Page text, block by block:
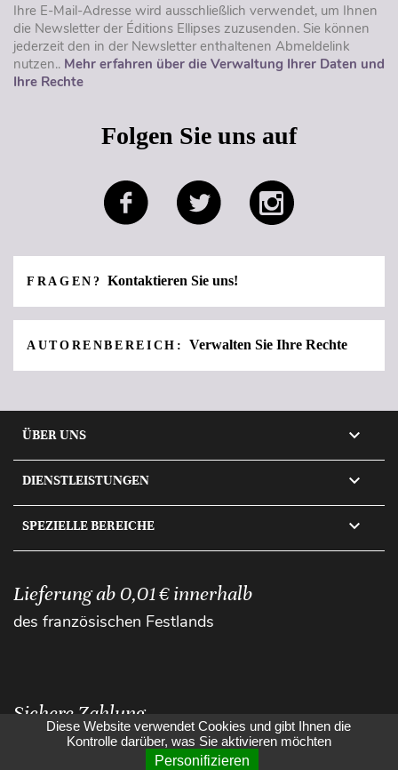
Ihre E-Mail-Adresse wird ausschließlich verwendet, um Ihnen
die Newsletter der Éditions Ellipses zuzusenden. Sie können
jederzeit den in der Newsletter enthaltenen Abmeldelink
nutzen.. Mehr erfahren über die Verwaltung Ihrer Daten und
Ihre Rechte
Folgen Sie uns auf
FRAGEN? Kontaktieren Sie uns!
AUTORENBEREICH: Verwalten Sie Ihre Rechte
ÜBER UNS 
DIENSTLEISTUNGEN 
SPEZIELLE BEREICHE 
Lieferung ab 0,01 € innerhalb
des französischen Festlands
Sichere Zahlung
Diese Website verwendet Cookies und gibt Ihnen die
Kontrolle darüber, was Sie aktivieren möchten
Personifizieren